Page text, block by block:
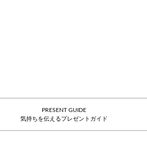
PRESENT GUIDE
気持ちを伝えるプレゼントガイド